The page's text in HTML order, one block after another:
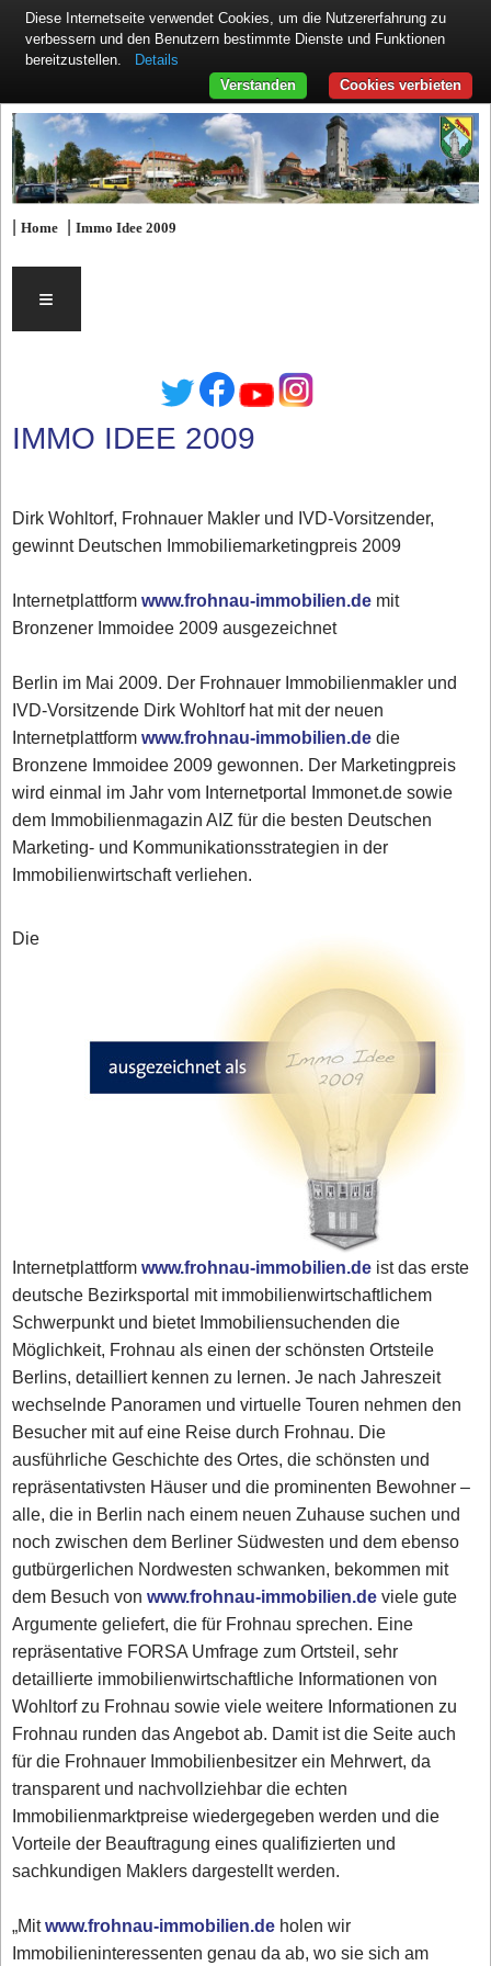
|Home |Immo Idee 2009
≡
IMMO IDEE 2009
Dirk Wohltorf, Frohnauer Makler und IVD-Vorsitzender,
gewinnt Deutschen Immobiliemarketingpreis 2009
Internetplattformwww.frohnau-immobilien.de mit
Bronzener Immoidee 2009 ausgezeichnet
Berlin im Mai 2009. Der Frohnauer Immobilienmakler und
IVD-Vorsitzende Dirk Wohltorf hat mit der neuen
Internetplattformwww.frohnau-immobilien.dedie
Bronzene Immoidee 2009 gewonnen. Der Marketingpreis
wird einmal im Jahr vom Internetportal Immonet.de sowie
dem Immobilienmagazin AIZ für die besten Deutschen
Marketing- und Kommunikationsstrategien in der
Immobilienwirtschaft verliehen.
Die
Internetplattformwww.frohnau-immobilien.de ist das erste
deutsche Bezirksportal mit immobilienwirtschaftlichem
Schwerpunkt und bietet Immobiliensuchenden die
Möglichkeit, Frohnau als einen der schönsten Ortsteile
Berlins, detailliert kennen zu lernen. Je nach Jahreszeit
wechselnde Panoramen und virtuelle Touren nehmen den
Besucher mit auf eine Reise durch Frohnau. Die
ausführliche Geschichte des Ortes, die schönsten und
repräsentativsten Häuser und die prominenten Bewohner –
alle, die in Berlin nach einem neuen Zuhause suchen und
noch zwischen dem Berliner Südwesten und dem ebenso
gutbürgerlichen Nordwesten schwanken, bekommen mit
dem Besuch vonwww.frohnau-immobilien.deviele gute
Argumente geliefert, die für Frohnau sprechen. Eine
repräsentative FORSA Umfrage zum Ortsteil, sehr
detaillierte immobilienwirtschaftliche Informationen von
Wohltorf zu Frohnau sowie viele weitere Informationen zu
Frohnau runden das Angebot ab. Damit ist die Seite auch
für die Frohnauer Immobilienbesitzer ein Mehrwert, da
transparent und nachvollziehbar die echten
Immobilienmarktpreise wiedergegeben werden und die
Vorteile der Beauftragung eines qualifizierten und
sachkundigen Maklers dargestellt werden.
„Mitwww.frohnau-immobilien.de holen wir
Immobilieninteressenten genau da ab, wo sie sich am
Diese Internetseite verwendet Cookies, um die Nutzererfahrung zu
verbessern und den Benutzern bestimmte Dienste und Funktionen
bereitzustellen.
Details
Cookies verbieten
Verstanden